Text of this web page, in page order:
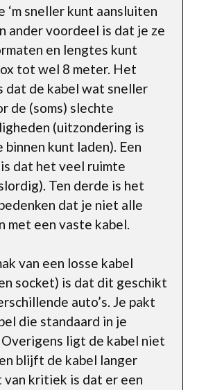
‘m sneller kunt aansluiten
ander voordeel is dat je ze
en lengtes kunt
tot wel 8 meter. Het
dat de kabel wat sneller
de (soms) slechte
(uitzondering is
kunt laden). Een
dat het veel ruimte
Ten derde is het
dat je niet alle
met een vaste kabel.
van een losse kabel
socket) is dat dit geschikt
auto’s. Je pakt
die standaard in je
ligt de kabel niet
blijft de kabel langer
van kritiek is dat er een